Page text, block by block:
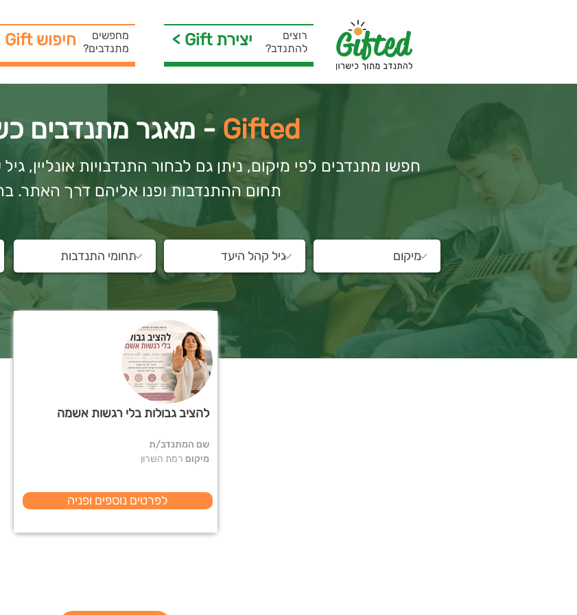
מחפשים
מתנדבים? < Gift חיפוש < Gift יצירת
רוצים
להתנדב?
Gifted - מאגר מתנדבים
חפשו מתנדבים לפי מיקום, ניתן גם לבחור התנדבויות אונליין,
תחום ההתנדבות ופנו אליהם דרך האתר.
להציב גבולות בלי רגשות אשמה
שם המתנדב/ת
רמת השרון מיקום
לפרטים נוספים ופניה